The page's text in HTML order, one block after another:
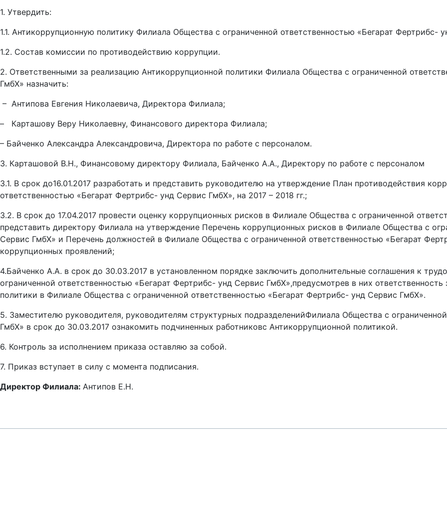
1. Утвердить:
1.1. Антикоррупционную политику Филиала Общества с ограниченной ответственностью «Бегарат Фертрибс-
1.2. Состав комиссии по противодействию коррупции.
2. Ответственными за реализацию Антикоррупционной политики Филиала Общества с ограниченной
ГмбХ» назначить:
– Антипова Евгения Николаевича, Директора Филиала;
– Карташову Веру Николаевну, Финансового директора Филиала;
– Байченко Александра Александровича, Директора по работе с персоналом.
3. Карташовой В.Н., Финансовому директору Филиала, Байченко А.А., Директору по работе с персоналом
3.1. В срок до16.01.2017 разработать и представить руководителю на утверждение План противодействия
ответственностью «Бегарат Фертрибс- унд Сервис ГмбХ», на 2017 – 2018 гг.;
3.2. В срок до 17.04.2017 провести оценку коррупционных рисков в Филиале Общества с ограниченной
представить директору Филиала на утверждение Перечень коррупционных рисков в Филиале Общества с
Сервис ГмбХ» и Перечень должностей в Филиале Общества с ограниченной ответственностью «Бегарат
коррупционных проявлений;
4.Байченко А.А. в срок до 30.03.2017 в установленном порядке заключить дополнительные соглашения к
ограниченной ответственностью «Бегарат Фертрибс- унд Сервис ГмбХ»,предусмотрев в них
политики в Филиале Общества с ограниченной ответственностью «Бегарат Фертрибс- унд Сервис ГмбХ».
5. Заместителю руководителя, руководителям структурных подразделенийФилиала Общества с
ГмбХ» в срок до 30.03.2017 ознакомить подчиненных работниковс Антикоррупционной политикой.
6. Контроль за исполнением приказа оставляю за собой.
7. Приказ вступает в силу с момента подписания.
Директор Филиала: Антипов Е.Н.